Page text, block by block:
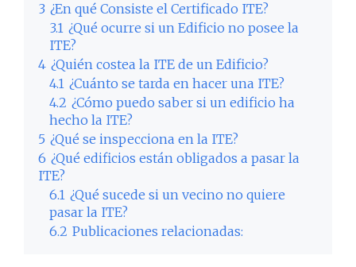
3 ¿En qué Consiste el Certificado ITE?
3.1 ¿Qué ocurre si un Edificio no posee la
ITE?
4 ¿Quién costea la ITE de un Edificio?
4.1 ¿Cuánto se tarda en hacer una ITE?
4.2 ¿Cómo puedo saber si un edificio ha
hecho la ITE?
5 ¿Qué se inspecciona en la ITE?
6 ¿Qué edificios están obligados a pasar la
ITE?
6.1 ¿Qué sucede si un vecino no quiere
pasar la ITE?
6.2 Publicaciones relacionadas: